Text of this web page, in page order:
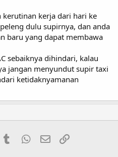
kerutinan kerja dari hari ke
dulu supirnya, dan anda
baru yang dapat membawa
sebaiknya dihindari, kalau
jangan menyundut supir taxi
ketidaknyamanan
Tumblr WhatsApp
Email